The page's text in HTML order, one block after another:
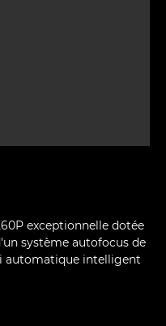
exceptionnelle dotée
système autofocus de
automatique intelligent